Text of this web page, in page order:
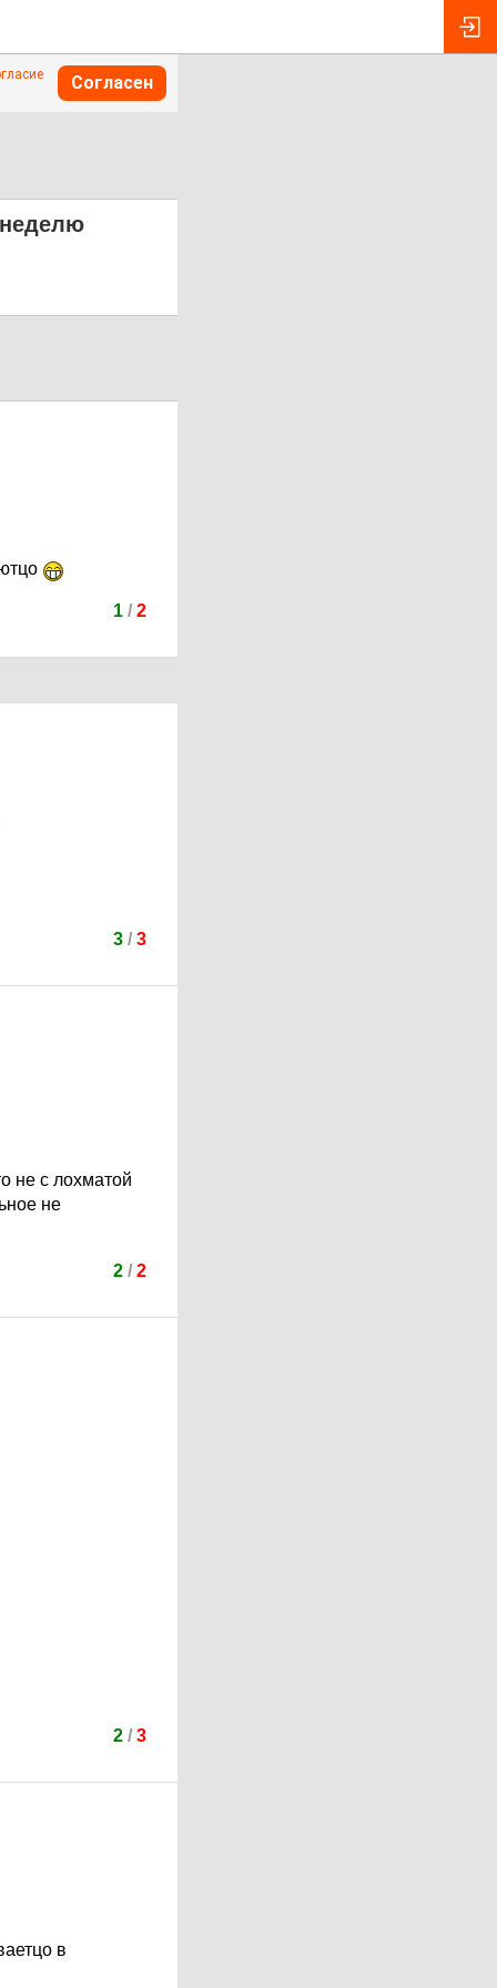
Согласен
неделю
1/ 2
3/ 3
не с лохматой
не
2/ 2
2/ 3
в